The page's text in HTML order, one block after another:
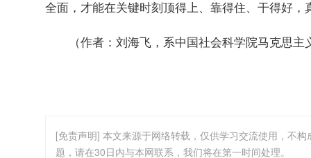
全面，才能在关键时刻顶得上、靠得住、干得好
（作者：刘海飞，系中国社会科学院马克思
[免责声明] 本文来源于网络转载，仅供学习交流使用，不
题，请在30日内与本网联系，我们将在第一时间处理。